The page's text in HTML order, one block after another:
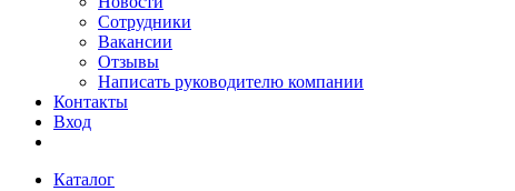
Сотрудники
Вакансии
Отзывы
Написать руководителю компании
Контакты
Вход
Каталог